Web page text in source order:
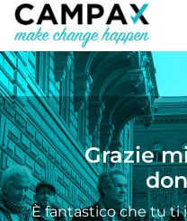
Grazie
È fantastico che tu ti